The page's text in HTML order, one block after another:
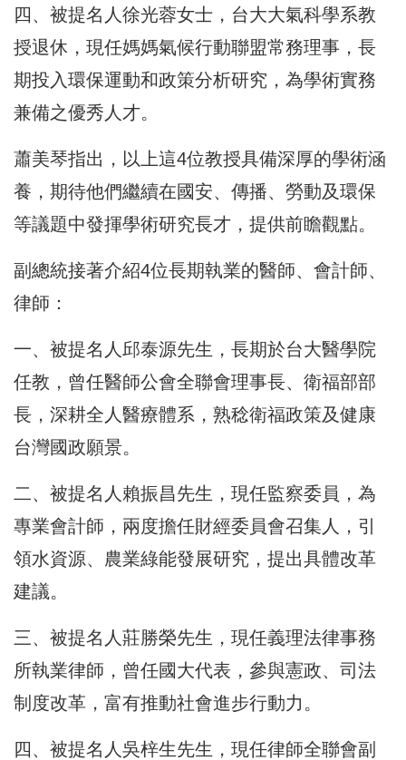
四、被提名人徐光蓉女士，台大大氣科學系教
授退休，現任媽媽氣候行動聯盟常務理事，長
期投入環保運動和政策分析研究，為學術實務
兼備之優秀人才。
蕭美琴指出，以上這4位教授具備深厚的學術涵
養，期待他們繼續在國安、傳播、勞動及環保
等議題中發揮學術研究長才，提供前瞻觀點。
副總統接著介紹4位長期執業的醫師、會計師、
律師：
一、被提名人邱泰源先生，長期於台大醫學院
任教，曾任醫師公會全聯會理事長、衛福部部
長，深耕全人醫療體系，熟稔衛福政策及健康
台灣國政願景。
二、被提名人賴振昌先生，現任監察委員，為
專業會計師，兩度擔任財經委員會召集人，引
領水資源、農業綠能發展研究，提出具體改革
建議。
三、被提名人莊勝榮先生，現任義理法律事務
所執業律師，曾任國大代表，參與憲政、司法
制度改革，富有推動社會進步行動力。
四、被提名人吳梓生先生，現任律師全聯會副